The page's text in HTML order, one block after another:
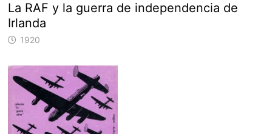
La RAF y la guerra de independencia de
Irlanda
1920